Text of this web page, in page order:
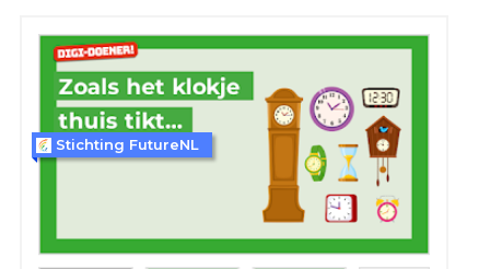
Stichting FutureNL